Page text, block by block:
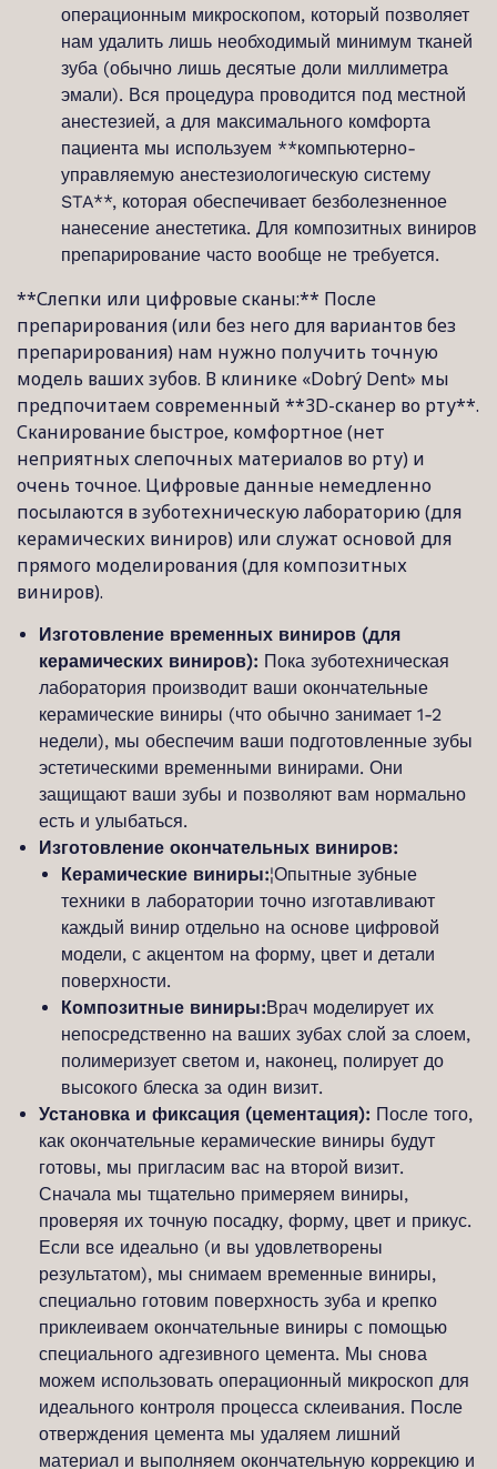
операционным микроскопом, который позволяет
нам удалить лишь необходимый минимум тканей
зуба (обычно лишь десятые доли миллиметра
эмали). Вся процедура проводится под местной
анестезией, а для максимального комфорта
пациента мы используем **компьютерно-
управляемую анестезиологическую систему
STA**, которая обеспечивает безболезненное
нанесение анестетика. Для композитных виниров
препарирование часто вообще не требуется.
**Слепки или цифровые сканы:** После
препарирования (или без него для вариантов без
препарирования) нам нужно получить точную
модель ваших зубов. В клинике «Dobrý Dent» мы
предпочитаем современный **3D-сканер во рту**.
Сканирование быстрое, комфортное (нет
неприятных слепочных материалов во рту) и
очень точное. Цифровые данные немедленно
посылаются в зуботехническую лабораторию (для
керамических виниров) или служат основой для
прямого моделирования (для композитных
виниров).
Изготовление временных виниров (для
керамических виниров): Пока зуботехническая
лаборатория производит ваши окончательные
керамические виниры (что обычно занимает 1-2
недели), мы обеспечим ваши подготовленные зубы
эстетическими временными винирами. Они
защищают ваши зубы и позволяют вам нормально
есть и улыбаться.
Изготовление окончательных виниров:
Керамические виниры:¦Опытные зубные
техники в лаборатории точно изготавливают
каждый винир отдельно на основе цифровой
модели, с акцентом на форму, цвет и детали
поверхности.
Композитные виниры:Врач моделирует их
непосредственно на ваших зубах слой за слоем,
полимеризует светом и, наконец, полирует до
высокого блеска за один визит.
Установка и фиксация (цементация): После того,
как окончательные керамические виниры будут
готовы, мы пригласим вас на второй визит.
Сначала мы тщательно примеряем виниры,
проверяя их точную посадку, форму, цвет и прикус.
Если все идеально (и вы удовлетворены
результатом), мы снимаем временные виниры,
специально готовим поверхность зуба и крепко
приклеиваем окончательные виниры с помощью
специального адгезивного цемента. Мы снова
можем использовать операционный микроскоп для
идеального контроля процесса склеивания. После
отверждения цемента мы удаляем лишний
материал и выполняем окончательную коррекцию и